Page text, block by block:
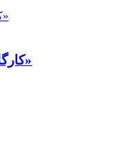
کارگاه تخصصی «سواد زندگی مشترک»